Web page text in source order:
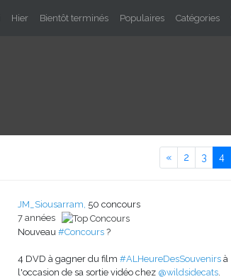
Hier Bientôt terminés Populaires Catégories
«Previous
2 3 4
JM_Siousarram, 50 concours
7 années
Nouveau #Concours ?
4 DVD à gagner du film #ALHeureDesSouvenirs à
l'occasion de sa sortie vidéo chez @wildsidecats.